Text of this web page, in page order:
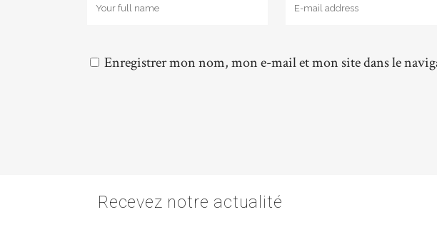
Enregistrer mon nom, mon e-mail et mon site dans le
Recevez notre actualité